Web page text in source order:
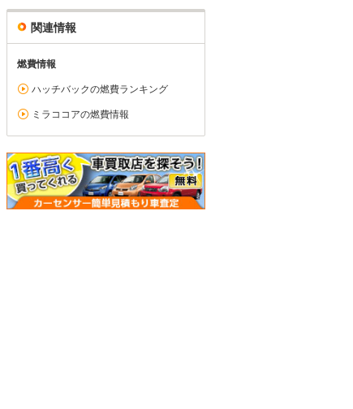
関連情報
燃費情報
ハッチバックの燃費ランキング
ミラココアの燃費情報